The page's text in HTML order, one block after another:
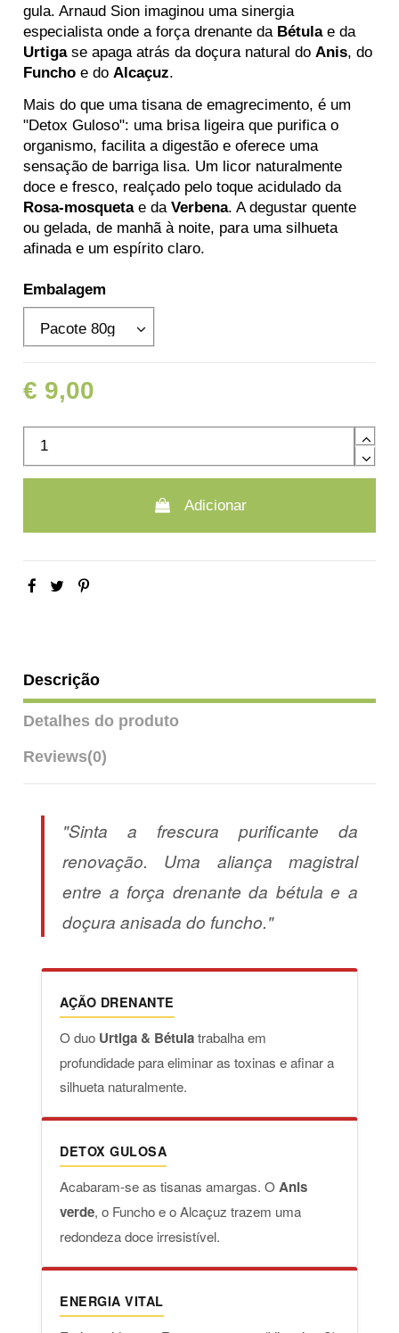
gula. Arnaud Sion imaginou uma sinergia
especialista onde a força drenante da Bétulae da
Urtigase apaga atrás da doçura natural doAnis, do
Funcho e doAlcaçuz.
Mais do que uma tisana de emagrecimento, é um
"Detox Guloso": uma brisa ligeira que purifica o
organismo, facilita a digestão e oferece uma
sensação de barriga lisa. Um licor naturalmente
doce e fresco, realçado pelo toque acidulado da
Rosa-mosquetae daVerbena. A degustar quente
ou gelada, de manhã à noite, para uma silhueta
afinada e um espírito claro.
Embalagem
€ 9,00
Adicionar
Descrição
Detalhes do produto
Reviews(0)
"Sinta a frescura purificante da
renovação. Uma aliança magistral
entre a força drenante da bétula e a
doçura anisada do funcho."
AÇÃO DRENANTE
O duo Urtiga & Bétulatrabalha em
profundidade para eliminar as toxinas e afinar a
silhueta naturalmente.
DETOX GULOSA
Acabaram-se as tisanas amargas. OAnis
verde, o Funcho e o Alcaçuz trazem uma
redondeza doce irresistível.
ENERGIA VITAL